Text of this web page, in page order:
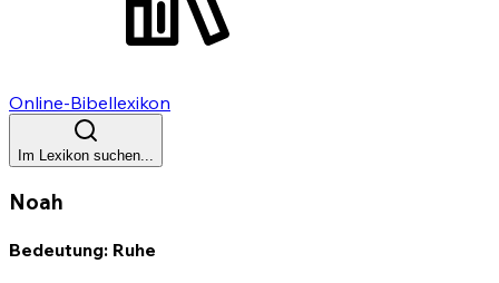
Online-Bibellexikon
Im Lexikon suchen...
Noah
Bedeutung: Ruhe